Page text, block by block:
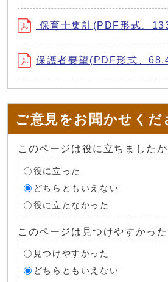
保育士集計(PDF形式、
保護者要望(PDF形式、
ご意見をお聞かせくだ
このページは役に立ちましたか
役に立った
どちらともいえない
役に立たなかった
このページは見つけやすかった
見つけやすかった
どちらともいえない